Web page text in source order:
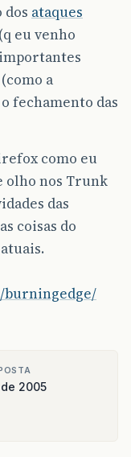
dos ataques
(q eu venho
a
fechamento das
como eu
olho nos Trunk
das
coisas do
burningedge/
2005